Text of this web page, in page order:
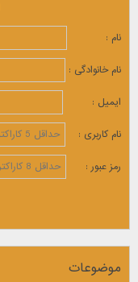
نام :
نام خانوادگی :
ایمیل :
نام کاربری :
رمز عبور :
موضوعات